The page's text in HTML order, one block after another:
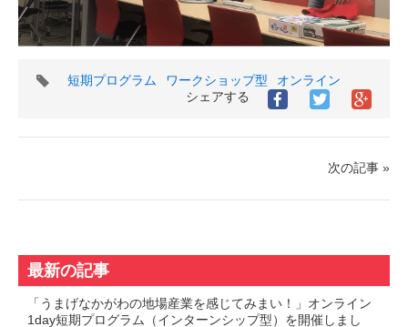
タ
短期プログラム ワークショップ型
オンライン
シェアする
Facebook
で
る
Twitter
で
ア
る
シ
す
次の記事 »
最新の記事
「うまげなかがわの地場産業を感じてみまい！」オンライン
1day短期プログラム（インターンシップ型）を開催しまし